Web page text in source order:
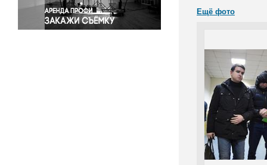
Экономика и бизнес
Ещё фото